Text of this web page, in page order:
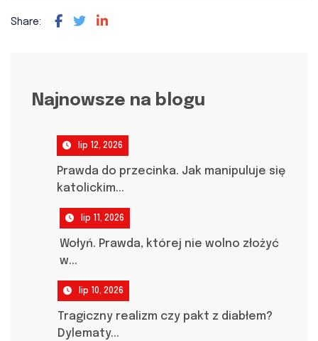
Share:
Najnowsze na blogu
lip 12, 2026
Prawda do przecinka. Jak manipuluje się
katolickim...
lip 11, 2026
Wołyń. Prawda, której nie wolno złożyć
w...
lip 10, 2026
Tragiczny realizm czy pakt z diabłem?
Dylematy...